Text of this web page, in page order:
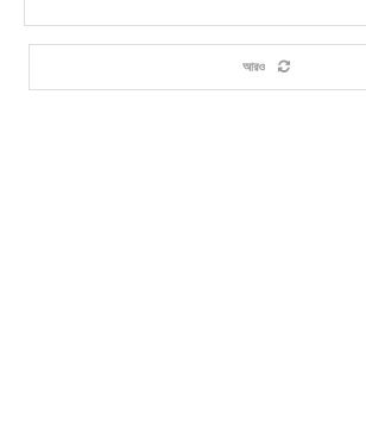
আরও